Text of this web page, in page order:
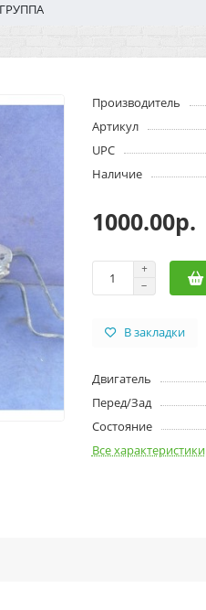
ГРУППА
Производитель
Артикул
UPC
Наличие
1000.00р.
В закладки
Двигатель
Перед/Зад
Состояние
Все характеристики